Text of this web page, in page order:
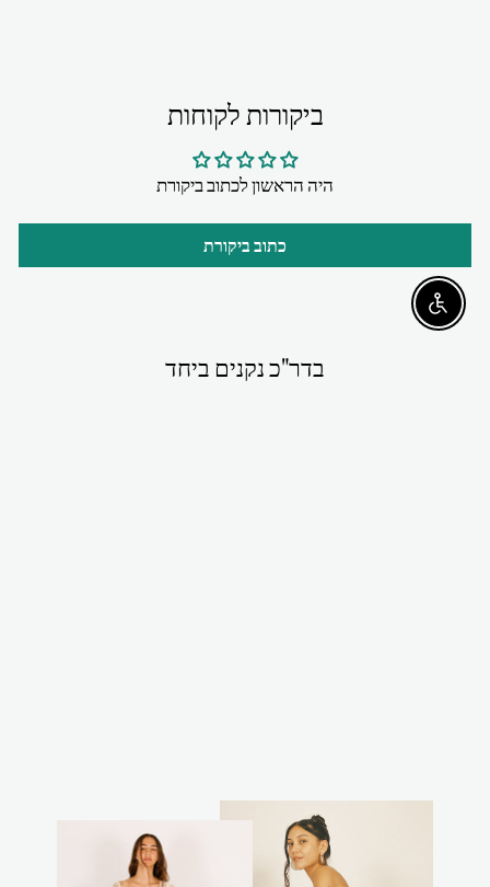
ביקורות לקוחות
היה הראשון לכתוב ביקורת
כתוב ביקורת
בדר"כ נקנים ביחד
Enable accessibility